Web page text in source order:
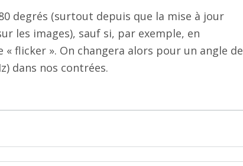
degrés (surtout depuis que la mise à jour
les images), sauf si, par exemple, en
flicker ». On changera alors pour un angle de
dans nos contrées.